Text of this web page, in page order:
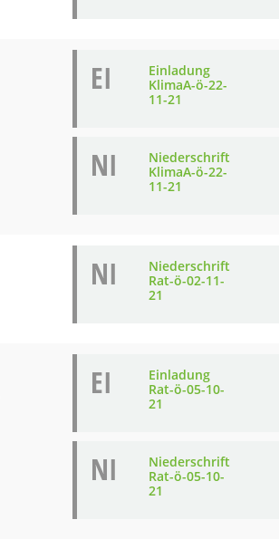
EI
Einladung
KlimaA-ö-22-
11-21
NI
Niederschrift
KlimaA-ö-22-
11-21
NI
Niederschrift
Rat-ö-02-11-
21
EI
Einladung
Rat-ö-05-10-
21
NI
Niederschrift
Rat-ö-05-10-
21